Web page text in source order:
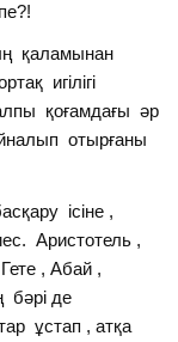
қаламынан
игілігі
қоғамдағы әр
отырғаны
ісіне ,
Аристотель ,
, Абай ,
де
ұстап , атқа